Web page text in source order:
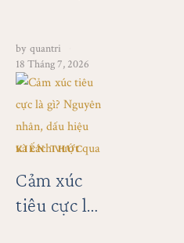
Giữa
Tháng
7/2026 Tại
SHAN
Healing
by quantri
18 Tháng 7, 2026
KIẾN THỨC
Cảm xúc
tiêu cực là